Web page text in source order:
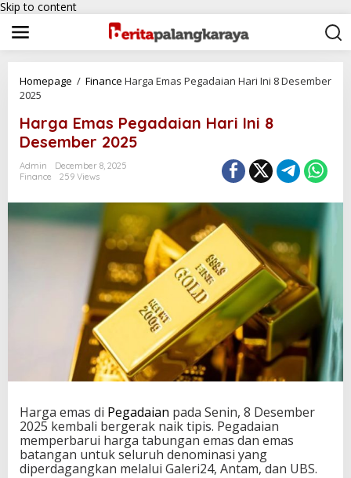
Skip to content
Homepage / Finance Harga Emas Pegadaian Hari Ini 8 Desember
2025
Harga Emas Pegadaian Hari Ini 8
Desember 2025
Admin
December 8, 2025
Finance
259 Views
Harga emas di Pegadaian pada Senin, 8 Desember
2025 kembali bergerak naik tipis. Pegadaian
memperbarui harga tabungan emas dan emas
batangan untuk seluruh denominasi yang
diperdagangkan melalui Galeri24, Antam, dan UBS.